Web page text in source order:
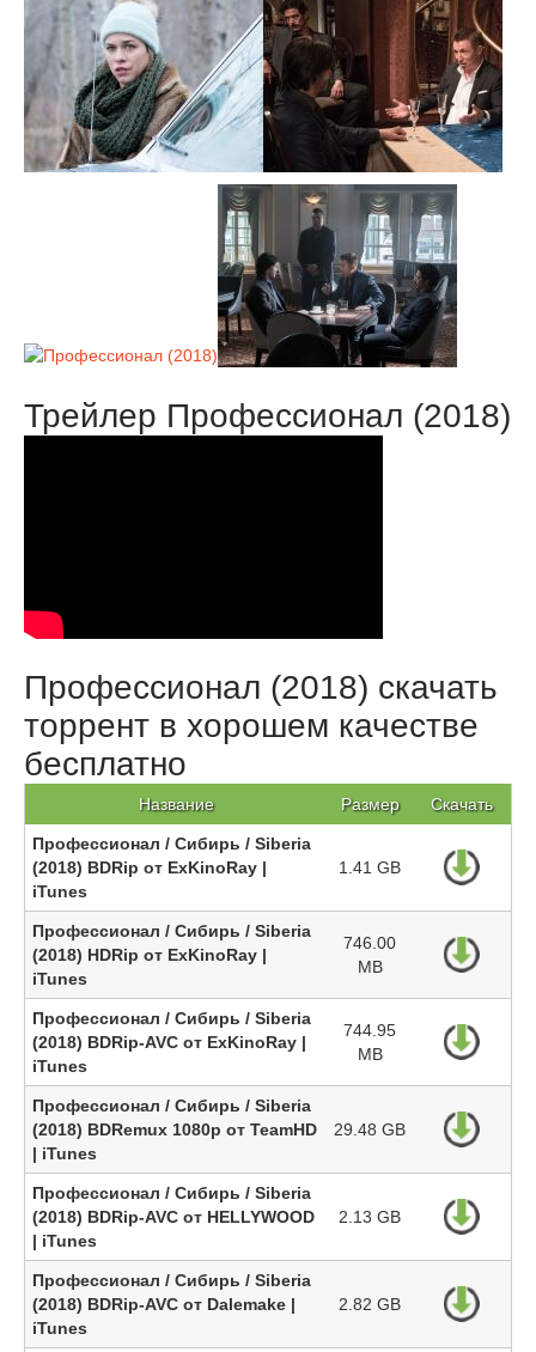
Трейлер Профессионал (2018)
Профессионал (2018) скачать
торрент в хорошем качестве
бесплатно
Название Размер Скачать
Профессионал / Сибирь / Siberia
(2018) BDRip от ExKinoRay |
iTunes
1.41 GB
Профессионал / Сибирь / Siberia
(2018) HDRip от ExKinoRay |
iTunes
746.00
MB
Профессионал / Сибирь / Siberia
(2018) BDRip-AVC от ExKinoRay |
iTunes
744.95
MB
Профессионал / Сибирь / Siberia
(2018) BDRemux 1080p от TeamHD
| iTunes
29.48 GB
Профессионал / Сибирь / Siberia
(2018) BDRip-AVC от HELLYWOOD
| iTunes
2.13 GB
Профессионал / Сибирь / Siberia
(2018) BDRip-AVC от Dalemake |
iTunes
2.82 GB